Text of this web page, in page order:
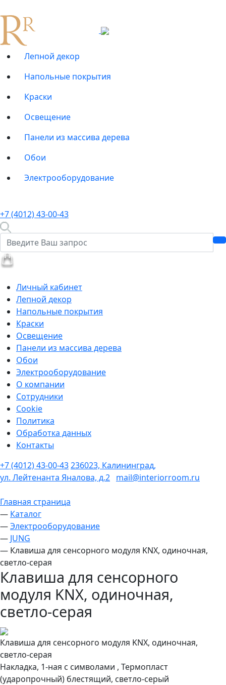
Лепной декор
Напольные покрытия
Краски
Освещение
Панели из массива дерева
Обои
Электрооборудование
+7 (4012) 43-00-43
Личный кабинет
Лепной декор
Напольные покрытия
Краски
Освещение
Панели из массива дерева
Обои
Электрооборудование
О компании
Сотрудники
Cookie
Политика
Обработка данных
Контакты
+7 (4012) 43-00-43236023, Калининград,
ул. Лейтенанта Яналова, д.2 mail@interiorroom.ru
Главная страница
— Каталог
—Электрооборудование
— JUNG
— Клавиша для сенсорного модуля KNX, одиночная,
светло-серая
Клавиша для сенсорного
модуля KNX, одиночная,
светло-серая
Клавиша для сенсорного модуля KNX, одиночная,
светло-серая
Накладка, 1-ная с символами , Термопласт
(ударопрочный) блестящий, светло-серый